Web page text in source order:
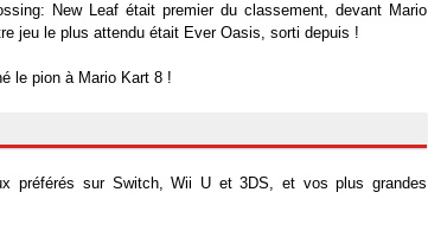
New Leaf était premier du classement, devant Mario
jeu le plus attendu était Ever Oasis, sorti depuis !
le pion à Mario Kart 8 !
préférés sur Switch, Wii U et 3DS, et vos plus grandes